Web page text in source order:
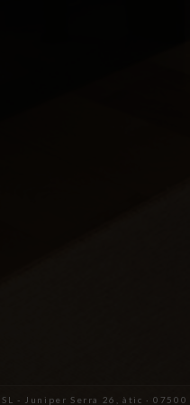
- Juniper Serra 26, àtic ·